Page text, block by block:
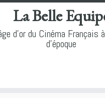
La Belle
d'or du Cinéma Français
d'époque